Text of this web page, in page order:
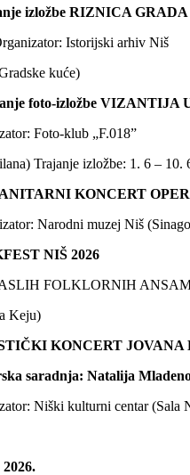
izložbe RIZNICA GRADA
Istorijski arhiv Niš
kuće)
foto-izložbe VIZANTIJA
Foto-klub „F.018”
Trajanje izložbe: 1. 6 – 10.
KONCERT
Narodni muzej Niš
NIŠ 2026
FOLKLORNIH
Keju)
KONCERT JOVANA
saradnja: Natalija
Niški kulturni centar (Sala